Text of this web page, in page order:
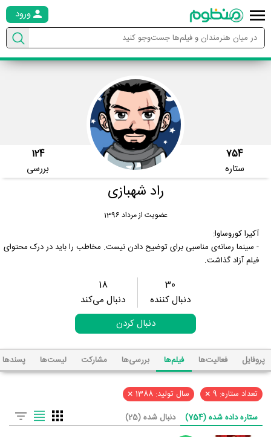
ورود
754
ستاره
124
بررسی
راد شهبازی
عضویت از مرداد 1396
آکیرا کوروساوا:
- سینما رسانه‌ی مناسبی برای توضیح دادن نیست. مخاطب را باید در درک محتوای
فیلم آزاد گذاشت.
30
دنبال کننده
18
دنبال می‌کند
دنبال کردن
پروفایل فعالیت‌ها فیلم‌ها بررسی‌ها مشارکت لیست‌ها پسند‌ها
تعداد ستاره: 9 × سال تولید: 1388 ×
ستاره داده شده (754) دنبال شده (25)